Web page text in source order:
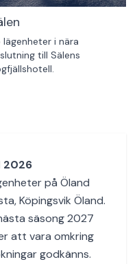
lägenheter i nära
till Sälens
2026
på Öland
Köpingsvik Öland.
säsong 2027
att vara omkring
godkänns.